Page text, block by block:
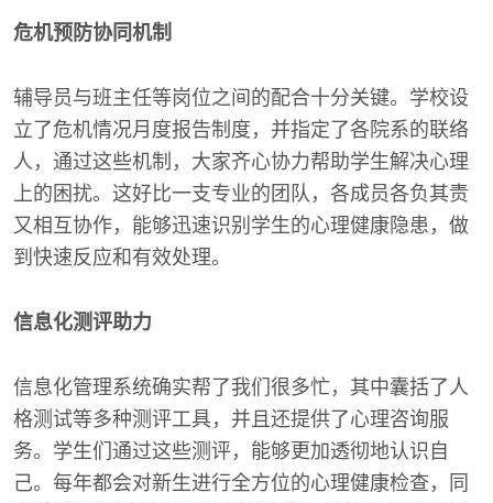
危机预防协同机制
辅导员与班主任等岗位之间的配合十分关键。学校设
立了危机情况月度报告制度，并指定了各院系的联络
人，通过这些机制，大家齐心协力帮助学生解决心理
上的困扰。这好比一支专业的团队，各成员各负其责
又相互协作，能够迅速识别学生的心理健康隐患，做
到快速反应和有效处理。
信息化测评助力
信息化管理系统确实帮了我们很多忙，其中囊括了人
格测试等多种测评工具，并且还提供了心理咨询服
务。学生们通过这些测评，能够更加透彻地认识自
己。每年都会对新生进行全方位的心理健康检查，同